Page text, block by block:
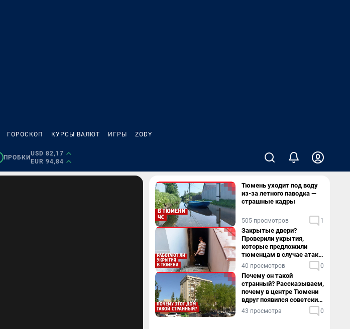
ГОРОСКОП КУРСЫ ВАЛЮТ ИГРЫ ZODY
ПРОБКИ
USD 82,17
EUR 94,84
Тюмень уходит под воду
из-за летного паводка —
страшные кадры
505 просмотров 1
Закрытые двери?
Проверили укрытия,
которые предложили
тюменцам в случае атаки
БПЛА
40 просмотров 0
Почему он такой
странный? Рассказываем,
почему в центре Тюмени
вдруг появился советский
пентхаус
43 просмотра 0